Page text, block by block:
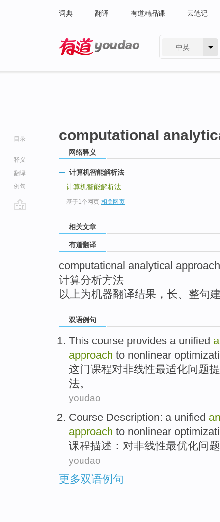
词典 翻译 有道精品课 云笔记
中英
目录
释义
翻译
例句
computational
网络释义
计算机智能解析法
计算机智能解析法
基于1个网页-相关网页
相关文章
有道翻译
computational analytical approach
计算分析方法
以上为机器翻译结果，长、整句
双语例句
This course provides a unified
approach to nonlinear
这门课程对非线性最适化问题
法。
youdao
Course Description: a unified
approach to nonlinear
课程描述 ： 对非线性最优化问题
youdao
更多双语例句